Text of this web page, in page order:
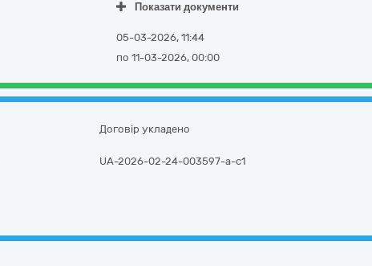
Показати документи
05-03-2026, 11:44
по 11-03-2026, 00:00
Договір укладено
UA-2026-02-24-003597-a-c1